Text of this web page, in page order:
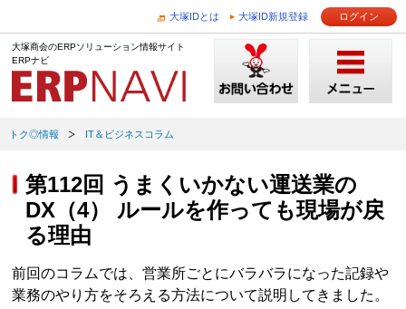
大塚IDとは 大塚ID新規登録 ログイン
大塚商会のERPソリューション情報サイト
ERPナビ
トク◎情報 IT＆ビジネスコラム
第112回 うまくいかない運送業の
DX（4） ルールを作っても現場が戻
る理由
前回のコラムでは、営業所ごとにバラバラになった記録や
業務のやり方をそろえる方法について説明してきました。